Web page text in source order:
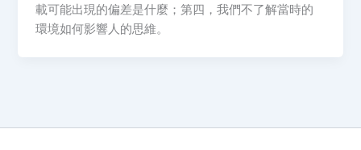
載可能出現的偏差是什麼；第四，我們不了解當時的
環境如何影響人的思維。